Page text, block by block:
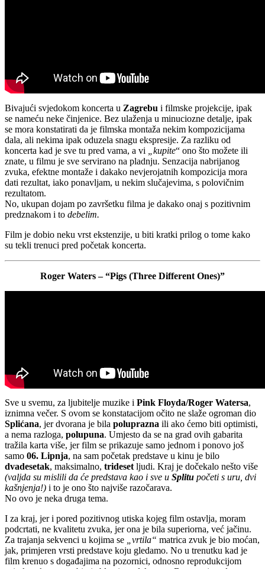
Bivajući svjedokom koncerta u Zagrebu i filmske projekcije, ipak
se nameću neke činjenice. Bez ulaženja u minuciozne detalje, ipak
se mora konstatirati da je filmska montaža nekim kompozicijama
dala, ali nekima ipak oduzela snagu ekspresije. Za razliku od
koncerta kad je sve tu pred vama, a vi „kupite“ ono što možete ili
znate, u filmu je sve servirano na pladnju. Senzacija nabrijanog
zvuka, efektne montaže i dakako nevjerojatnih kompozicija mora
dati rezultat, iako ponavljam, u nekim slučajevima, s polovičnim
rezultatom.
No, ukupan dojam po završetku filma je dakako onaj s pozitivnim
predznakom i to debelim.
Film je dobio neku vrst ekstenzije, u biti kratki prilog o tome kako
su tekli trenuci pred početak koncerta.
Roger Waters – “Pigs (Three Different Ones)”
Sve u svemu, za ljubitelje muzike i Pink Floyda/Roger Watersa,
iznimna večer. S ovom se konstatacijom očito ne slaže ogroman dio
Splićana, jer dvorana je bila poluprazna ili ako ćemo biti optimisti,
a nema razloga, polupuna. Umjesto da se na grad ovih gabarita
tražila karta više, jer film se prikazuje samo jednom i ponovo još
samo 06. Lipnja, na sam početak predstave u kinu je bilo
dvadesetak, maksimalno, trideset ljudi. Kraj je dočekalo nešto više
(valjda su mislili da će predstava kao i sve u Splitu početi s uru, dvi
kašnjenja!) i to je ono što najviše razočarava.
No ovo je neka druga tema.
I za kraj, jer i pored pozitivnog utiska kojeg film ostavlja, moram
podcrtati, ne kvalitetu zvuka, jer ona je bila superiorna, već jačinu.
Za trajanja sekvenci u kojima se
„vrtila“ matrica zvuk je bio moćan,
jak, primjeren vrsti predstave koju gledamo. No u trenutku kad je
film krenuo s događajima na pozornici, odnosno reprodukcijom